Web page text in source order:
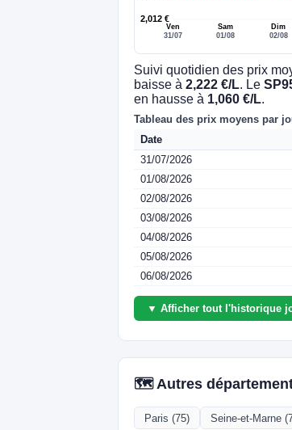
2,012 €
Ven
31/07
Sam
01/08
Dim
02/08
Suivi quotidien des prix
baisse à2,222 €/L. Le
en hausse à 1,060 €/L.
Tableau des prix moyens par
Date
31/07/2026
01/08/2026
02/08/2026
03/08/2026
04/08/2026
05/08/2026
06/08/2026
▼ Afficher tout l'historique
🗺️ Autres
Paris (75) Seine-et-Marne